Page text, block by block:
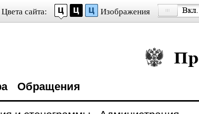
Цвета сайта: Изображения
Президент
Обращения